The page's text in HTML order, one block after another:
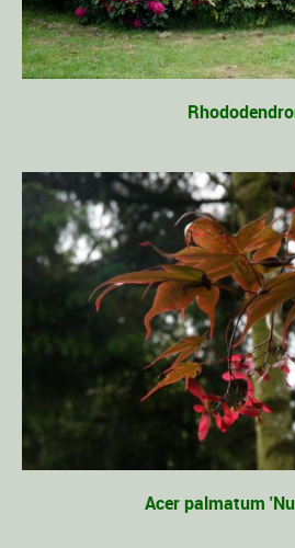
Acer palmatum